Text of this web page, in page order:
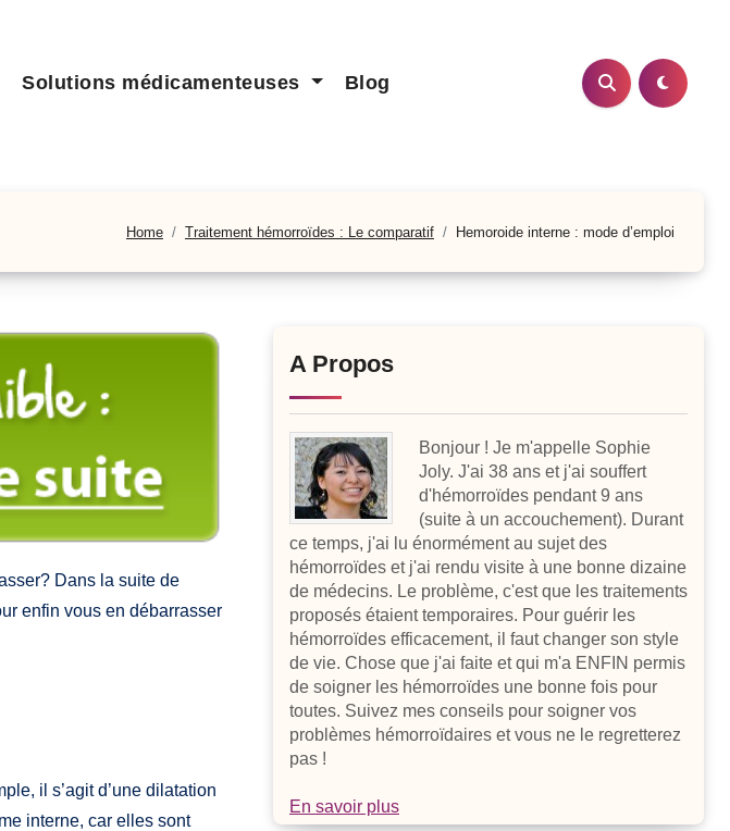
Solutions médicamenteuses Blog
Home Traitement hémorroïdes : Le comparatif Hemoroide interne : mode d’emploi
Dans la suite de
enfin vous en débarrasser
il s’agit d’une dilatation
interne, car elles sont
A Propos
Bonjour ! Je m'appelle Sophie
Joly. J'ai 38 ans et j'ai souffert
d'hémorroïdes pendant 9 ans
(suite à un accouchement). Durant
ce temps, j'ai lu énormément au sujet des
hémorroïdes et j'ai rendu visite à une bonne dizaine
de médecins. Le problème, c'est que les traitements
proposés étaient temporaires. Pour guérir les
hémorroïdes efficacement, il faut changer son style
de vie. Chose que j'ai faite et qui m'a ENFIN permis
de soigner les hémorroïdes une bonne fois pour
toutes. Suivez mes conseils pour soigner vos
problèmes hémorroïdaires et vous ne le regretterez
pas !
En savoir plus